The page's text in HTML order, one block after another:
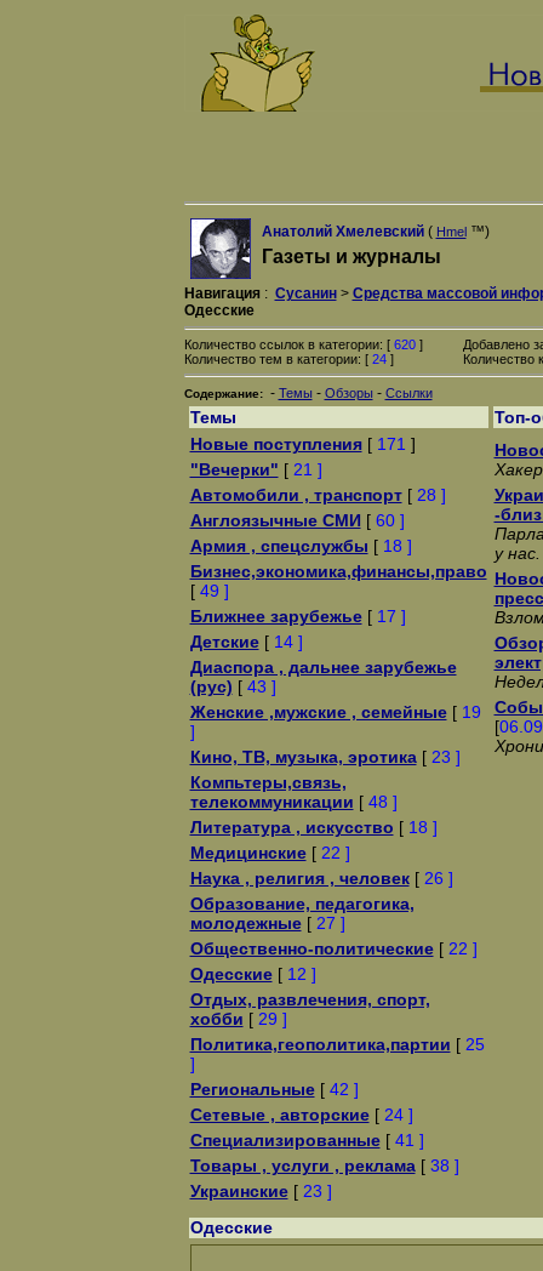
Анатолий Хмелевский( Hmel™)
Газеты и журналы
Навигация: Сусанин> Средства массовой
Одесские
Количество ссылок в категории: [ 620]
Количество тем в категории: [ 24]
Добавлено
Количество
Содержание: - Темы - Обзоры - Ссылки
Темы
Топ-
Новые поступления[ 171 ]
"Вечерки" [ 21 ]
Автомобили , транспорт[ 28 ]
Англоязычные СМИ [ 60 ]
Армия , спецслужбы [ 18 ]
Бизнес,экономика,финансы,право
[ 49 ]
Ближнее зарубежье[ 17 ]
Детские[ 14 ]
Диаспора , дальнее зарубежье
(рус) [ 43 ]
Женские ,мужские , семейные[ 19
]
Кино, ТВ, музыка, эротика[ 23 ]
Компьтеры,связь,
телекоммуникации [ 48 ]
Литература , искусство [ 18 ]
Медицинские[ 22 ]
Наука , религия , человек[ 26 ]
Образование, педагогика,
молодежные[ 27 ]
Общественно-политические[ 22 ]
Одесские[ 12 ]
Отдых, развлечения, спорт,
хобби [ 29 ]
Политика,геополитика,партии [ 25
]
Региональные[ 42 ]
Сетевые , авторские[ 24 ]
Специализированные[ 41 ]
Товары , услуги , реклама[ 38 ]
Украинские[ 23 ]
-
у нас.
[
Одесские